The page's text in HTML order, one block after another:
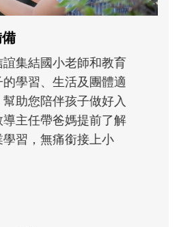
那個男人│讀懂父親的
爸爸！男人總是在一次
驗中，跟著孩子一起長
肢體遊戲，到獨立自
問題的能力養成。爸爸
，參與孩子每個重要的